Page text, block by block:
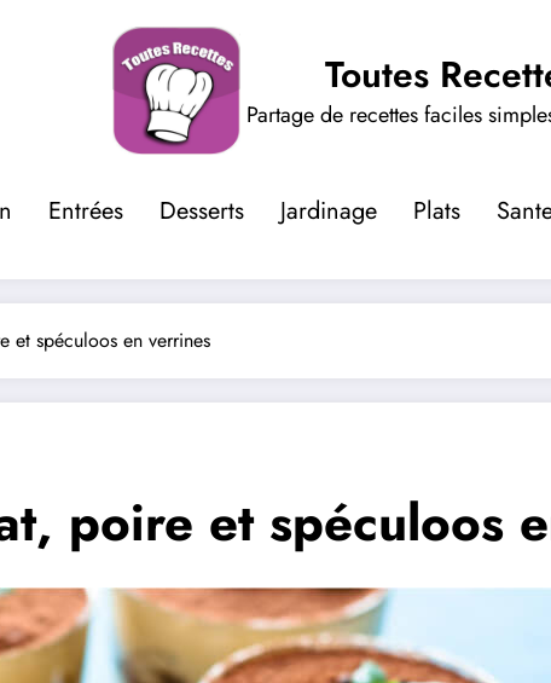
Toutes
Partage de recettes faciles
Entrées Desserts Jardinage Plats
et spéculoos en verrines
poire et spéculoos